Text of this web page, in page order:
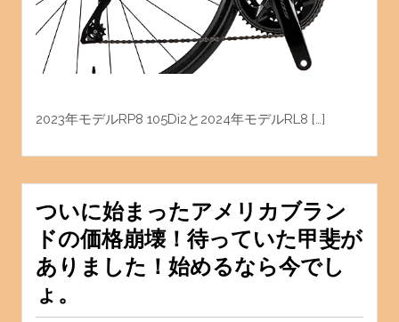
2023年モデルRP8 105Di2と2024年モデルRL8 […]
ついに始まったアメリカブラン
ドの価格崩壊！待っていた甲斐が
ありました！始めるなら今でし
ょ。